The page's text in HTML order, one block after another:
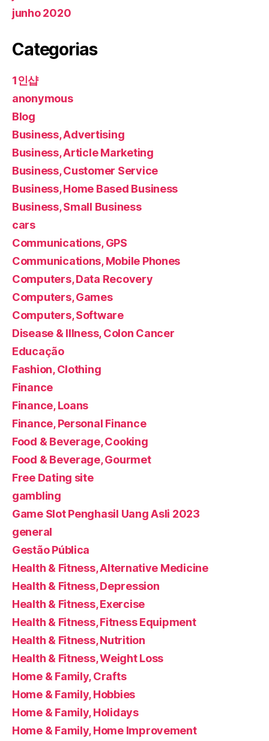
junho 2020
Categorias
1인샵
anonymous
Blog
Business, Advertising
Business, Article Marketing
Business, Customer Service
Business, Home Based Business
Business, Small Business
cars
Communications, GPS
Communications, Mobile Phones
Computers, Data Recovery
Computers, Games
Computers, Software
Disease & Illness, Colon Cancer
Educação
Fashion, Clothing
Finance
Finance, Loans
Finance, Personal Finance
Food & Beverage, Cooking
Food & Beverage, Gourmet
Free Dating site
gambling
Game Slot Penghasil Uang Asli 2023
general
Gestão Pública
Health & Fitness, Alternative Medicine
Health & Fitness, Depression
Health & Fitness, Exercise
Health & Fitness, Fitness Equipment
Health & Fitness, Nutrition
Health & Fitness, Weight Loss
Home & Family, Crafts
Home & Family, Hobbies
Home & Family, Holidays
Home & Family, Home Improvement